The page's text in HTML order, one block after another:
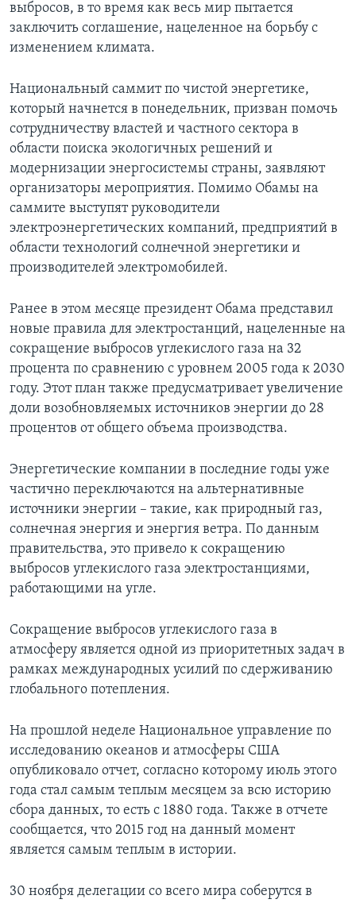
выбросов, в то время как весь мир пытается
заключить соглашение, нацеленное на борьбу с
изменением климата.
Национальный саммит по чистой энергетике,
который начнется в понедельник, призван помочь
сотрудничеству властей и частного сектора в
области поиска экологичных решений и
модернизации энергосистемы страны, заявляют
организаторы мероприятия. Помимо Обамы на
саммите выступят руководители
электроэнергетических компаний, предприятий в
области технологий солнечной энергетики и
производителей электромобилей.
Ранее в этом месяце президент Обама представил
новые правила для электростанций, нацеленные на
сокращение выбросов углекислого газа на 32
процента по сравнению с уровнем 2005 года к 2030
году. Этот план также предусматривает увеличение
доли возобновляемых источников энергии до 28
процентов от общего объема производства.
Энергетические компании в последние годы уже
частично переключаются на альтернативные
источники энергии – такие, как природный газ,
солнечная энергия и энергия ветра. По данным
правительства, это привело к сокращению
выбросов углекислого газа электростанциями,
работающими на угле.
Сокращение выбросов углекислого газа в
атмосферу является одной из приоритетных задач в
рамках международных усилий по сдерживанию
глобального потепления.
На прошлой неделе Национальное управление по
исследованию океанов и атмосферы США
опубликовало отчет, согласно которому июль этого
года стал самым теплым месяцем за всю историю
сбора данных, то есть с 1880 года. Также в отчете
сообщается, что 2015 год на данный момент
является самым теплым в истории.
30 ноября делегации со всего мира соберутся в